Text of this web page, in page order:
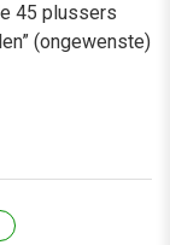
45 plussers
(ongewenste)